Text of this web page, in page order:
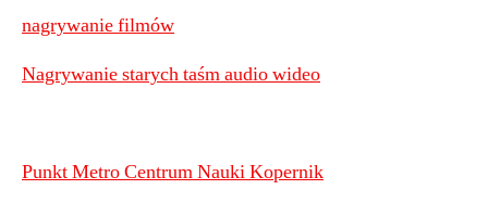
nagrywanie filmów
Nagrywanie starych taśm audio wideo
Punkt Metro Centrum Nauki Kopernik